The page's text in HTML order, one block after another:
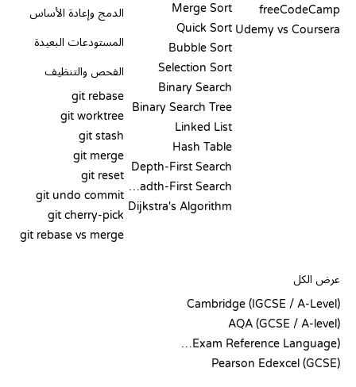
freeCodeCamp
Udemy vs Coursera
Merge Sort
Quick Sort
Bubble Sort
Selection Sort
Binary Search
Binary Search Tree
Linked List
Hash Table
Depth-First Search
Breadth-First Search
Dijkstra's Algorithm
الدمج وإعادة الأساس
المستودعات البعيدة
الفحص والتنظيف
git rebase
git worktree
git stash
git merge
git reset
git undo commit
git cherry-pick
git rebase vs merge
عرض الكل
Cambridge (IGCSE / A-Level)
AQA (GCSE / A-level)
OCR (Exam Reference Language)
Pearson Edexcel (GCSE)